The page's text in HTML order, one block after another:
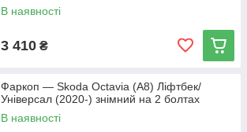
В наявності
3 410 ₴
Фаркоп — Skoda Octavia (A8) Ліфтбек/
Універсал (2020-) знімний на 2 болтах
В наявності